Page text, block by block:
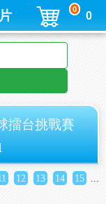
0
0
擂台挑戰賽
12 13 14 15